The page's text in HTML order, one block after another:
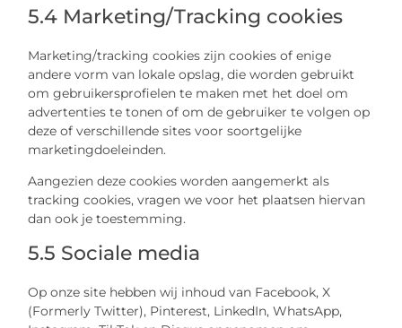
5.4 Marketing/Tracking cookies
Marketing/tracking cookies zijn cookies of enige
andere vorm van lokale opslag, die worden gebruikt
om gebruikersprofielen te maken met het doel om
advertenties te tonen of om de gebruiker te volgen op
deze of verschillende sites voor soortgelijke
marketingdoeleinden.
Aangezien deze cookies worden aangemerkt als
tracking cookies, vragen we voor het plaatsen hiervan
dan ook je toestemming.
5.5 Sociale media
Op onze site hebben wij inhoud van Facebook, X
(Formerly Twitter), Pinterest, LinkedIn, WhatsApp,